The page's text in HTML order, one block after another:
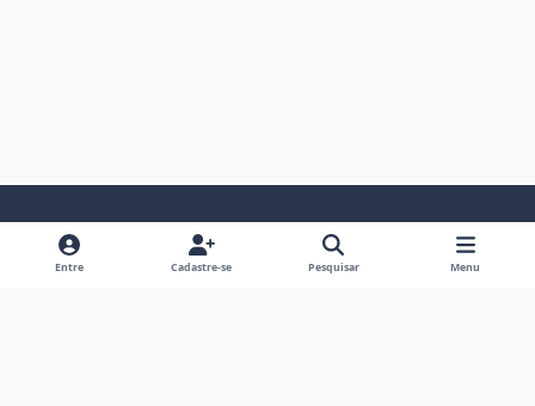
Modo ClaroModo EscuroPreferência do Sistema
i
Entre Cadastre-se Pesquisar Menu